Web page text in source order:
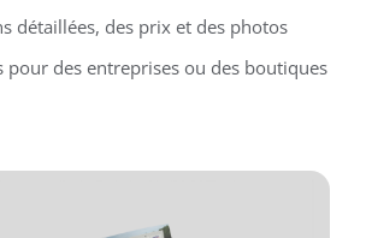
détaillées, des prix et des photos
pour des entreprises ou des boutiques